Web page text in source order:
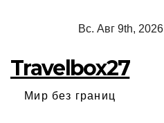
Вс. Авг 9th, 2026
Travelbox27
Мир без границ